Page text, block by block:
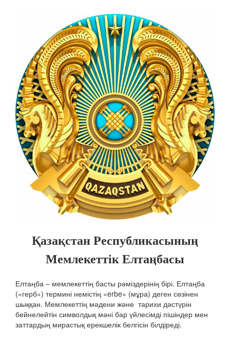
Қазақстан Республикасының
Мемлекеттiк Елтаңбасы
Елтаңба – мемлекеттің басты рәміздерінің бірі. Елтаңба
(«герб») термині немістің «erbe» (мұра) деген сөзінен
шыққан. Мемлекеттің мәдени және тарихи дәстүрін
бейнелейтін символдық мәні бар үйлесімді пішіндер мен
заттардың мирастық ерекшелік белгісін білдіреді.